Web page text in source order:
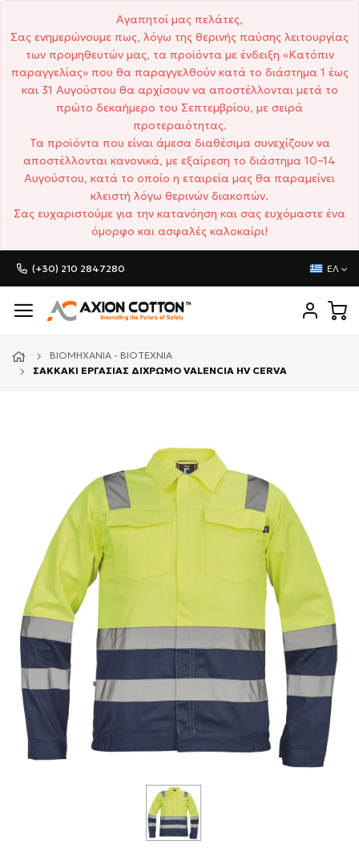
Αγαπητοί μας πελάτες,
Σας ενημερώνουμε πως, λόγω της θερινής παύσης λειτουργίας
των προμηθευτών μας, τα προϊόντα με ένδειξη «Κατόπιν
παραγγελίας» που θα παραγγελθούν κατά το διάστημα 1 έως
και 31 Αυγούστου θα αρχίσουν να αποστέλλονται μετά το
πρώτο δεκαήμερο του Σεπτεμβρίου, με σειρά
προτεραιότητας.
Τα προϊόντα που είναι άμεσα διαθέσιμα συνεχίζουν να
αποστέλλονται κανονικά, με εξαίρεση το διάστημα 10–14
Αυγούστου, κατά το οποίο η εταιρεία μας θα παραμείνει
κλειστή λόγω θερινών διακοπών.
Σας ευχαριστούμε για την κατανόηση και σας ευχόμαστε ένα
όμορφο και ασφαλές καλοκαίρι!
(+30) 210 2847280 ΕΛ
ΒΙΟΜΗΧΑΝΊΑ - ΒΙΟΤΕΧΝΊΑ
ΣΑΚΚΑΚΙ ΕΡΓΑΣΙΑΣ ΔΙΧΡΩΜΟ VALENCIA HV CERVA